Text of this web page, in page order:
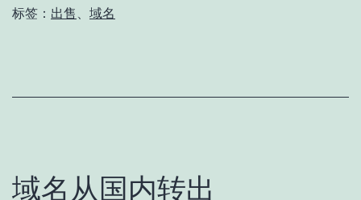
标签： 出售 域名
域名从国内转出